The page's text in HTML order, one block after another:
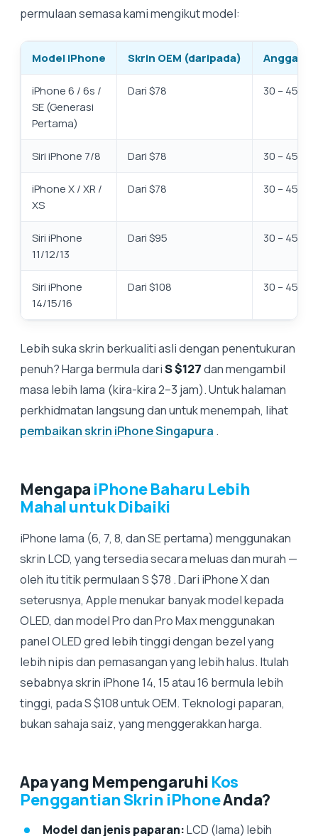
permulaan semasa kami mengikut model:
Model iPhone Skrin OEM (daripada) Anggaran
iPhone 6 / 6s /
SE (Generasi
Pertama)
Dari $78 30 – 45
Siri iPhone 7/8 Dari $78 30 – 45
iPhone X / XR /
XS
Dari $78 30 – 45
Siri iPhone
11/12/13
Dari $95 30 – 45
Siri iPhone
14/15/16
Dari $108 30 – 45
Lebih suka skrin berkualiti asli dengan penentukuran
penuh? Harga bermula dariS $127dan mengambil
masa lebih lama (kira-kira 2–3 jam). Untuk halaman
perkhidmatan langsung dan untuk menempah, lihat
pembaikan skrin iPhone Singapura .
Mengapa iPhone Baharu Lebih
Mahal untuk Dibaiki
iPhone lama (6, 7, 8, dan SE pertama) menggunakan
skrin LCD, yang tersedia secara meluas dan murah —
oleh itu titik permulaan S $78 . Dari iPhone X dan
seterusnya, Apple menukar banyak model kepada
OLED, dan model Pro dan Pro Max menggunakan
panel OLED gred lebih tinggi dengan bezel yang
lebih nipis dan pemasangan yang lebih halus. Itulah
sebabnya skrin iPhone 14, 15 atau 16 bermula lebih
tinggi, pada S $108 untuk OEM. Teknologi paparan,
bukan sahaja saiz, yang menggerakkan harga.
Apa yang Mempengaruhi Kos
Penggantian Skrin iPhoneAnda?
Model dan jenis paparan:LCD (lama) lebih